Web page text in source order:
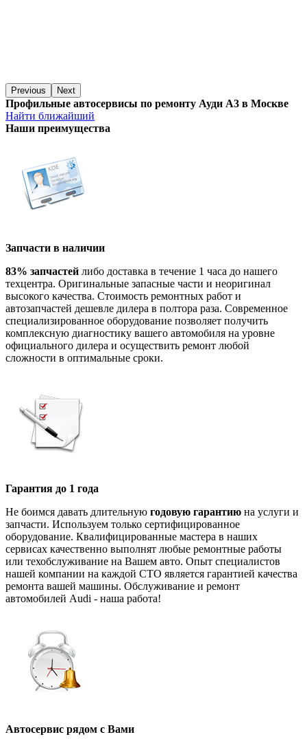
Previous Next
Профильные автосервисы по ремонту Ауди А3 в Москве
Найти ближайший
Наши преимущества
Запчасти в наличии
83% запчастей либо доставка в течение 1 часа до нашего
техцентра. Оригинальные запасные части и неоригинал
высокого качества. Стоимость ремонтных работ и
автозапчастей дешевле дилера в полтора раза. Современное
специализированное оборудование позволяет получить
комплексную диагностику вашего автомобиля на уровне
официального дилера и осуществить ремонт любой
сложности в оптимальные сроки.
Гарантия до 1 года
Не боимся давать длительную годовую гарантию на услуги и
запчасти. Используем только сертифицированное
оборудование. Квалифицированные мастера в наших
сервисах качественно выполнят любые ремонтные работы
или техобслуживание на Вашем авто. Опыт специалистов
нашей компании на каждой СТО является гарантией качества
ремонта вашей машины. Обслуживание и ремонт
автомобилей Audi - наша работа!
Автосервис рядом с Вами